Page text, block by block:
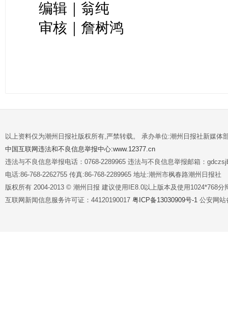
编辑｜翁纯
审核｜詹树鸿
以上资料仅为潮州日报社版权所有,严禁转载。 承办单位:潮州日报社新媒体
中国互联网违法和不良信息举报中心:www.12377.cn
违法与不良信息举报电话：0768-2289965 违法与不良信息举报邮箱：
电话:86-768-2262755 传真:86-768-2289965 地址:潮州市枫春路潮州日报社
版权所有 2004-2013 © 潮州日报 建议使用IE8.0以上版本及使用1024*768分
互联网新闻信息服务许可证：44120190017 粤ICP备13030909号-1 公安网站